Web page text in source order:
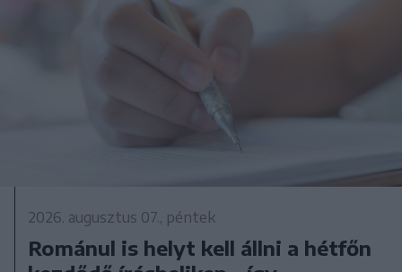
2026. augusztus 07., péntek
Románul is helyt kell állni a hétfőn